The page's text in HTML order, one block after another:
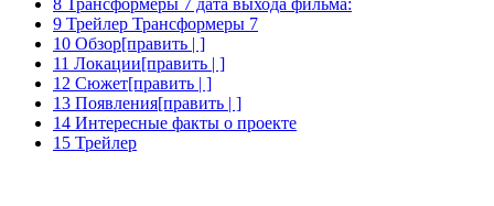
9 Трейлер Трансформеры 7
10 Обзор[править | ]
11 Локации[править | ]
12 Сюжет[править | ]
13 Появления[править | ]
14 Интересные факты о проекте
15 Трейлер